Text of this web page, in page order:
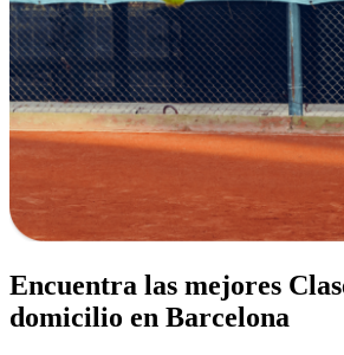
Encuentra las mejores
domicilio en Barcelona